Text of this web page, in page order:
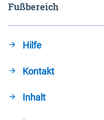
Fußbereich
Hilfe
Kontakt
Inhalt